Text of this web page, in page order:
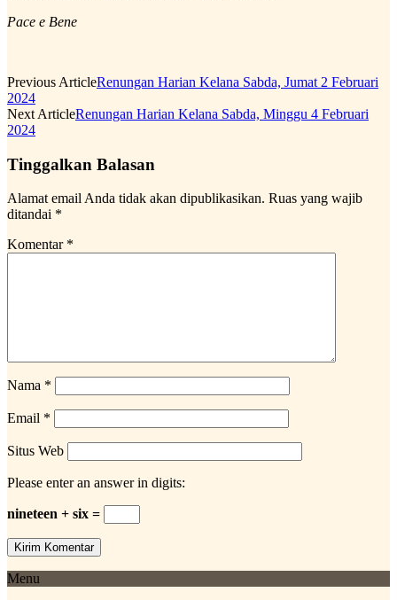
Pace e Bene
Previous ArticleRenungan Harian Kelana Sabda, Jumat 2 Februari
2024
Next ArticleRenungan Harian Kelana Sabda, Minggu 4 Februari
2024
Tinggalkan Balasan
Alamat email Anda tidak akan dipublikasikan. Ruas yang wajib
ditandai *
Komentar *
Nama *
Email *
Situs Web
Please enter an answer in digits:
nineteen + six =
Menu